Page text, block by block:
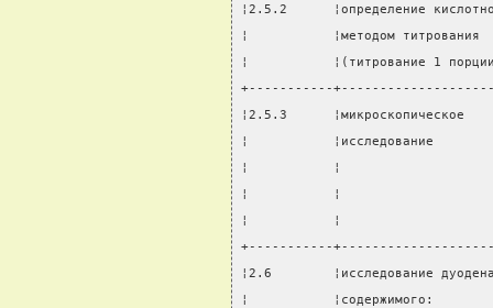
¦2.5.2      ¦определение
¦           ¦методом
¦           ¦(титрование 1
+-----------
¦2.5.3
¦           ¦исследование
¦           ¦
¦           ¦
¦           ¦
+-----------
¦2.6        ¦исследование
¦